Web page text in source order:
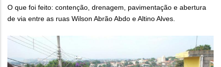
O que foi feito: contenção, drenagem, pavimentação e abertura
de via entre as ruas Wilson Abrão Abdo e Altino Alves.